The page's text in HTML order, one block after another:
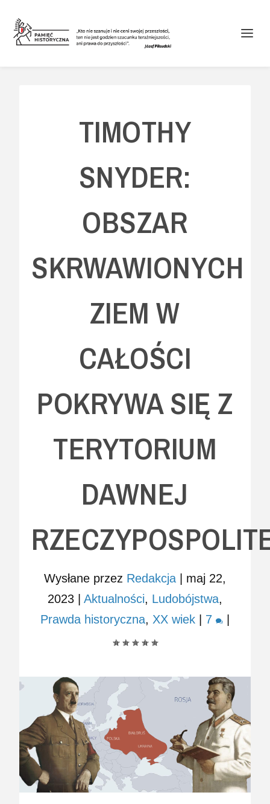
TIMOTHY
SNYDER:
OBSZAR
SKRWAWIONYCH
ZIEM W
CAŁOŚCI
POKRYWA SIĘ Z
TERYTORIUM
DAWNEJ
Wysłane przez Redakcja| maj 22,
2023| Aktualności, Ludobójstwa,
Prawda historyczna, XX wiek| 7 |